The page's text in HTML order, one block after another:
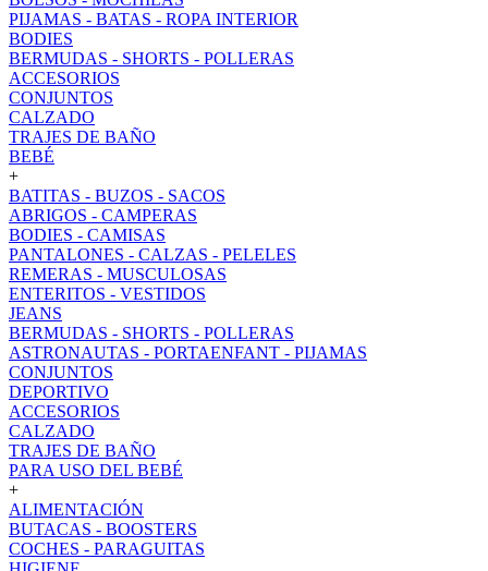
PIJAMAS - BATAS - ROPA INTERIOR
BODIES
BERMUDAS - SHORTS - POLLERAS
ACCESORIOS
CONJUNTOS
CALZADO
TRAJES DE BAÑO
BEBÉ
+
BATITAS - BUZOS - SACOS
ABRIGOS - CAMPERAS
BODIES - CAMISAS
PANTALONES - CALZAS - PELELES
REMERAS - MUSCULOSAS
ENTERITOS - VESTIDOS
JEANS
BERMUDAS - SHORTS - POLLERAS
ASTRONAUTAS - PORTAENFANT - PIJAMAS
CONJUNTOS
DEPORTIVO
ACCESORIOS
CALZADO
TRAJES DE BAÑO
PARA USO DEL BEBÉ
+
ALIMENTACIÓN
BUTACAS - BOOSTERS
COCHES - PARAGUITAS